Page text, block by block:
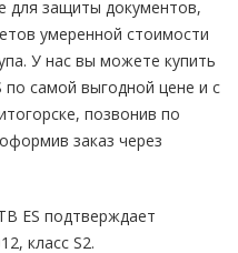
для защиты документов,
умеренной стоимости
У нас вы можете купить
самой выгодной цене и с
позвонив по
заказ через
ES подтверждает
класс S2.